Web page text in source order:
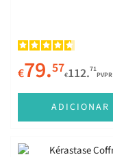
€79.57€112.71
PVPR
ADICIONAR